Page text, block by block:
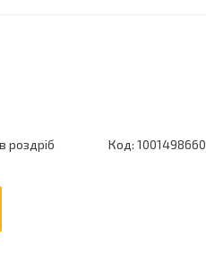
роздріб Код: 1001498660